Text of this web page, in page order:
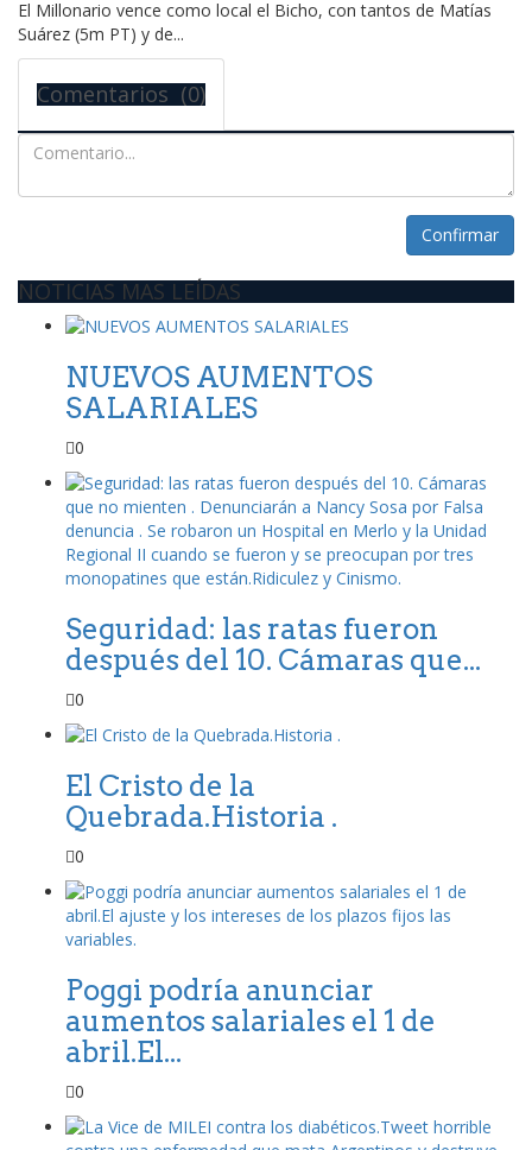
El Millonario vence como local el Bicho, con tantos de Matías
Suárez (5m PT) y de...
Comentarios (0)
Confirmar
NOTICIAS MAS LEÍDAS
NUEVOS AUMENTOS
SALARIALES
0
Seguridad: las ratas fueron
después del 10. Cámaras que...
0
El Cristo de la
Quebrada.Historia .
0
Poggi podría anunciar
aumentos salariales el 1 de
abril.El...
0